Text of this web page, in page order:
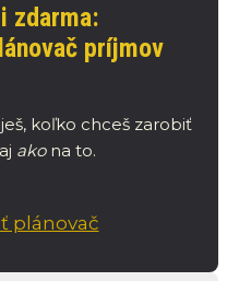
zdarma:
príjmov
koľko chceš zarobiť
ako na to.